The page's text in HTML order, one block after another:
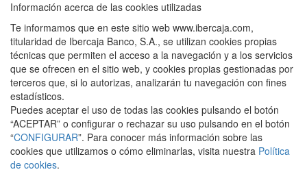
Información acerca de las cookies utilizadas
Te informamos que en este sitio web www.ibercaja.com,
titularidad de Ibercaja Banco, S.A., se utilizan cookies propias
técnicas que permiten el acceso a la navegación y a los servicios
que se ofrecen en el sitio web, y cookies propias gestionadas por
terceros que, si lo autorizas, analizarán tu navegación con fines
estadísticos.
Puedes aceptar el uso de todas las cookies pulsando el botón
“ACEPTAR” o configurar o rechazar su uso pulsando en el botón
“CONFIGURAR”. Para conocer más información sobre las
cookies que utilizamos o cómo eliminarlas, visita nuestra Política
de cookies.